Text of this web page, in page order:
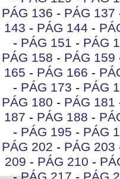
PÁG 136 - PÁG 137
143 - PÁG 144 -
- PÁG 151 - PÁG
PÁG 158 - PÁG 159
165 - PÁG 166 -
- PÁG 173 - PÁG
PÁG 180 - PÁG 181
187 - PÁG 188 -
- PÁG 195 - PÁG
PÁG 202 - PÁG 203
209 - PÁG 210 -